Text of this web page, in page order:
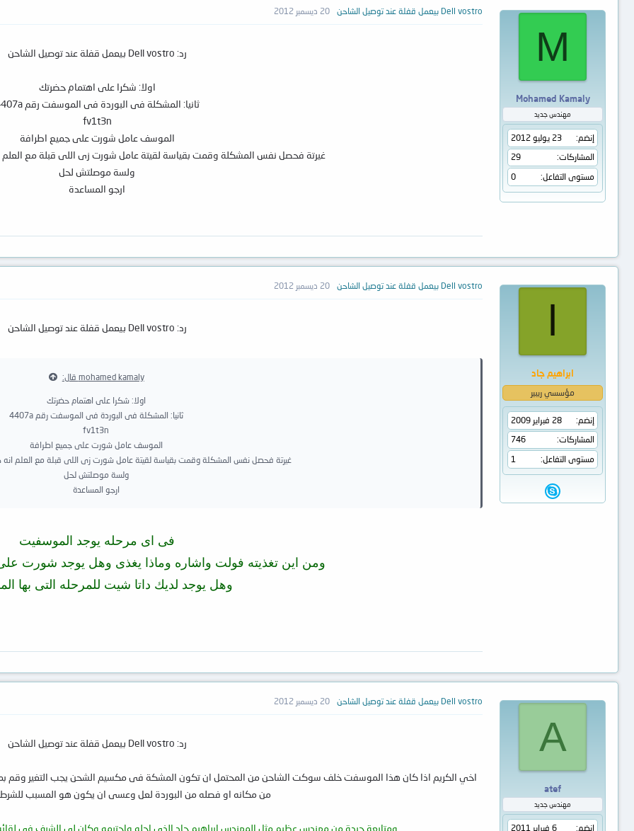
M
Mohamed Kamaly
مهندس جديد
إنضم
23 يوليو 2012
المشاركات
29
مستوى التفاعل
0
Dell vostro بيعمل قفلة عند توصيل الشاحن 20 ديسمبر 2012
رد: Dell vostro بيعمل قفلة عند توصيل الشاحن
اولا: شكرا على اهتمام حضرتك
ثانيا: المشكلة فى البوردة فى الموسفت رقم 4407a
fv1t3n
الموسف عامل شورت على جميع اطرافة
غيرتة فحصل نفس المشكلة وقمت بقياسة لقيتة عامل شورت زى اللى قبلة مع العلم
ولسة موصلتش لحل
ارجو المساعدة
ابراهيم جاد
مؤسسي ريبير
إنضم
28 فبراير 2009
المشاركات
746
مستوى التفاعل
1
Dell vostro بيعمل قفلة عند توصيل الشاحن 20 ديسمبر 2012
رد: Dell vostro بيعمل قفلة عند توصيل الشاحن
mohamed kamaly قال:
اولا: شكرا على اهتمام حضرتك
ثانيا: المشكلة فى البوردة فى الموسفت رقم 4407a
fv1t3n
الموسف عامل شورت على جميع اطرافة
غيرتة فحصل نفس المشكلة وقمت بقياسة لقيتة عامل شورت زى اللى قبلة مع العلم انه
ولسة موصلتش لحل
ارجو المساعدة
فى اى مرحله يوجد الموسفيت
ومن اين تغذيته فولت واشاره وماذا يغذى وهل يوجد شورت
وهل يوجد لديك داتا شيت للمرحله التى بها
A
atef
مهندس جديد
إنضم 6 فبراير 2011
Dell vostro بيعمل قفلة عند توصيل الشاحن 20 ديسمبر 2012
رد: Dell vostro بيعمل قفلة عند توصيل الشاحن
اخي الكريم اذا كان هذا الموسفت خلف سوكت الشاحن من المحتمل ان تكون المشكة فى مكسيم الشحن يجب التغير وقم
من مكانه او فصله من البوردة لعل وعسى ان يكون هو المسبب للشرط
ومتابعة جيدة من مهندس عظيم مثل المهندس ابراهيم جاد الذي اجله واحترمه وكان لى الشرف فى لقائه